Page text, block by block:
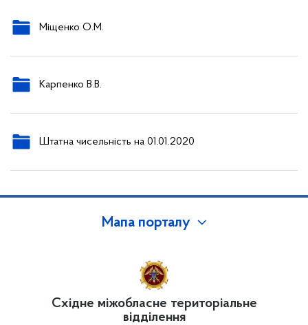
Міщенко О.М.
Карпенко В.В.
Штатна чисельність на 01.01.2020
Мапа порталу
Східне міжобласне територіальне
відділення